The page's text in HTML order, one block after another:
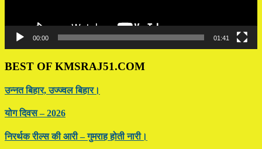
00:00 01:41
BEST OF KMSRAJ51.COM
उन्नत बिहार, उज्ज्वल बिहार।
योग दिवस – 2026
निरर्थक रील्स की आरी – गुमराह होती नारी।